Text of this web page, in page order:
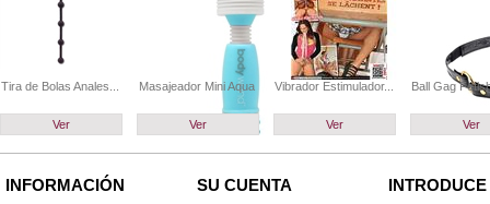
Tira de Bolas Anales...
Ver
Masajeador Mini Aqua
Ver
Vibrador Estimulador...
Ver
Ball Gag
Ver
INFORMACIÓN SU CUENTA